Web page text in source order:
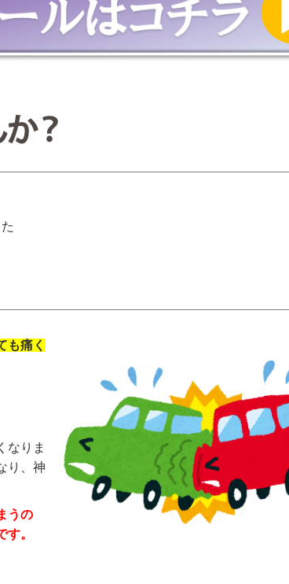
も痛く
なりま
り、神
うの
。